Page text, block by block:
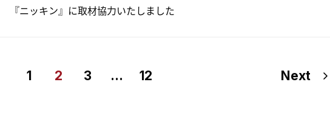
『ニッキン』に取材協力いたしました
1 2 3 … 12 Next